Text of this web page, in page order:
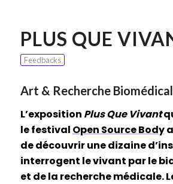
PLUS QUE
Feedbacks
Art & Recherche
L’exposition Plus Que Vivant
le festival Open Source Body
de découvrir une dizaine
interrogent le vivant par le
et de la recherche médicale.